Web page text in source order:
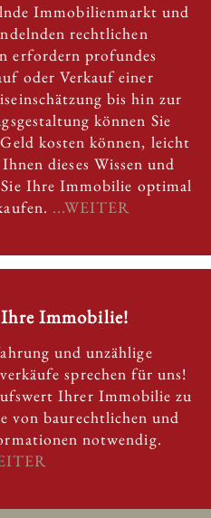
Immobilienmarkt und
rechtlichen
erfordern profundes
oder Verkauf einer
bis hin zur
können Sie
kosten können, leicht
dieses Wissen und
Ihre Immobilie optimal
...WEITER
Immobilie!
und unzählige
sprechen für uns!
Ihrer Immobilie zu
von baurechtlichen und
notwendig.